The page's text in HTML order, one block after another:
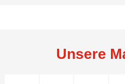
Unsere